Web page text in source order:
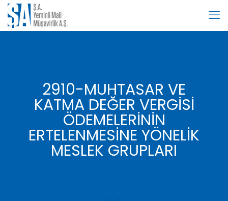
2910-MUHTASAR VE
KATMA DEĞER VERGİSİ
ÖDEMELERİNİN
ERTELENMESİNE YÖNELİK
MESLEK GRUPLARI